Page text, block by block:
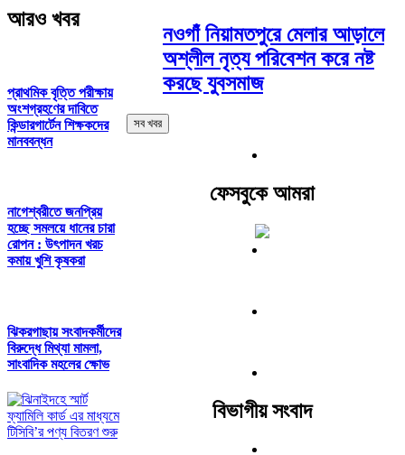
আরও খবর
প্রাথমিক বৃত্তি পরীক্ষায়
অংশগ্রহণের দাবিতে
কিন্ডারগার্টেন শিক্ষকদের
মানববন্ধন
নাগেশ্বরীতে জনপ্রিয়
হচ্ছে সমলয়ে ধানের চারা
রোপন : উৎপাদন খরচ
কমায় খুশি কৃষকরা
ঝিকরগাছায় সংবাদকর্মীদের
বিরুদ্ধে মিথ্যা মামলা,
সাংবাদিক মহলের ক্ষোভ
নওগাঁ নিয়ামতপুরে মেলার আড়ালে
অশ্লীল নৃত্য পরিবেশন করে নষ্ট
করছে যুবসমাজ
সব খবর
ফেসবুকে আমরা
বিভাগীয় সংবাদ